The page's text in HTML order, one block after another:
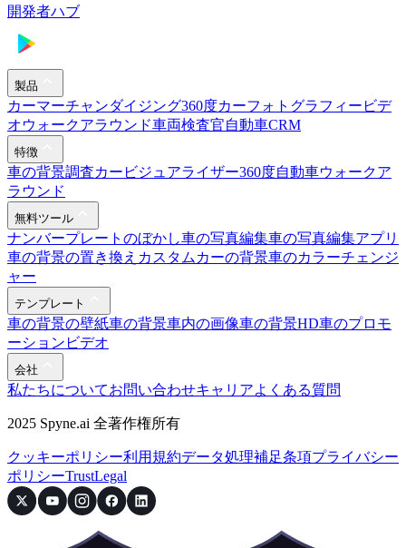
開発者ハブ
製品
カーマーチャンダイジング360度カーフォトグラフィー ビデ
オウォークアラウンド車両検査官自動車CRM
特徴
車の背景調査カービジュアライザー360度自動車ウォークア
ラウンド
無料ツール
ナンバープレートのぼかし車の写真編集車の写真編集アプリ
車の背景の置き換え カスタムカーの背景車のカラーチェンジ
ャー
テンプレート
車の背景の壁紙車の背景車内の画像車の背景HD車のプロモ
ーションビデオ
会社
私たちについてお問い合わせキャリアよくある質問
2025 Spyne.ai 全著作権所有
クッキーポリシー利用規約データ処理補足条項プライバシー
ポリシーTrustLegal